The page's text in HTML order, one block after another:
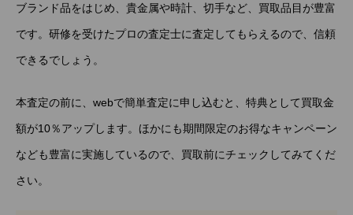
ブランド品をはじめ、貴金属や時計、切手など、買取品目が豊富
です。研修を受けたプロの査定士に査定してもらえるので、信頼
できるでしょう。
本査定の前に、webで簡単査定に申し込むと、特典として買取金
額が10％アップします。ほかにも期間限定のお得なキャンペーン
なども豊富に実施しているので、買取前にチェックしてみてくだ
さい。